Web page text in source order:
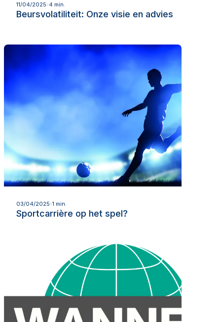
11/04/2025 4 min.
Beursvolatiliteit: Onze visie en advies
Lees meer
03/04/2025 1 min.
Sportcarrière op het spel?
Lees meer